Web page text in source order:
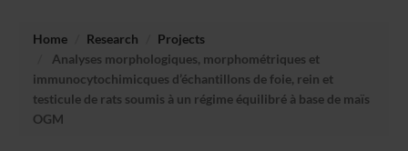
Home Research
Projects
Analyses morphologiques, morphométriques et
immunocytochimicques d’échantillons de foie, rein et
testicule de rats soumis à un régime équilibré à base de maïs
OGM